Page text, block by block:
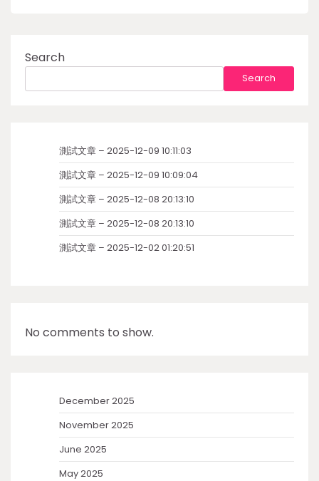
Search
Search
測試文章 – 2025-12-09 10:11:03
測試文章 – 2025-12-09 10:09:04
測試文章 – 2025-12-08 20:13:10
測試文章 – 2025-12-08 20:13:10
測試文章 – 2025-12-02 01:20:51
No comments to show.
December 2025
November 2025
June 2025
May 2025